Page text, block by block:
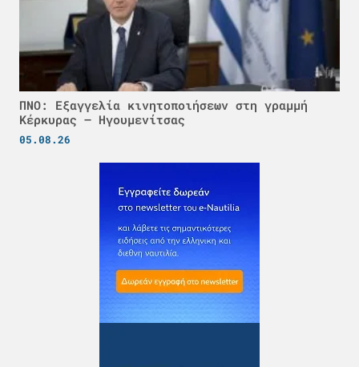
ΠΝΟ: Εξαγγελία κινητοποιήσεων στη γραμμή
Κέρκυρας – Ηγουμενίτσας
05.08.26